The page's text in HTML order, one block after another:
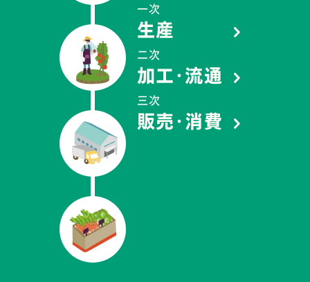
一次
生産
二次
加工・流通
三次
販売・消費